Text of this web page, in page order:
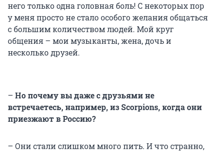
него только одна головная боль! С некоторых пор
у меня просто не стало особого желания общаться
с большим количеством людей. Мой круг
общения – мои музыканты, жена, дочь и
несколько друзей.
– Но почему вы даже с друзьями не
встречаетесь, например, изScorpions, когда они
приезжают в Россию?
– Они стали слишком много пить. И что странно,